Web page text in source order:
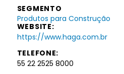
SEGMENTO
Produtos para Construção
WEBSITE:
https://www.haga.com.br
TELEFONE:
55 22 2525 8000